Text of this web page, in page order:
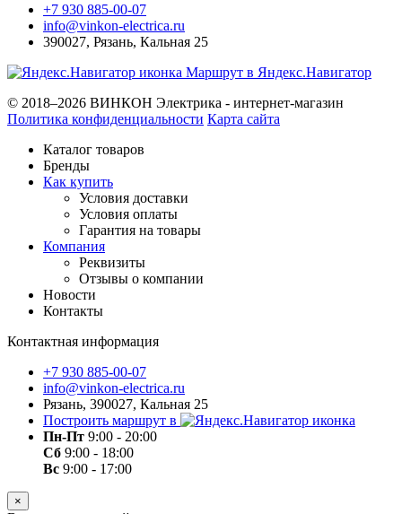
+7 930 885-00-07
info@vinkon-electrica.ru
390027, Рязань, Кальная 25
Маршрут в Яндекс.Навигатор
© 2018–2026 ВИНКОН Электрика - интернет-магазин
Политика конфиденциальности Карта сайта
Каталог товаров
Бренды
Как купить
Условия доставки
Условия оплаты
Гарантия на товары
Компания
Реквизиты
Отзывы о компании
Новости
Контакты
Контактная информация
+7 930 885-00-07
info@vinkon-electrica.ru
Рязань, 390027, Кальная 25
Построить маршрут в
Пн-Пт 9:00 - 20:00
Сб 9:00 - 18:00
Вс 9:00 - 17:00
×